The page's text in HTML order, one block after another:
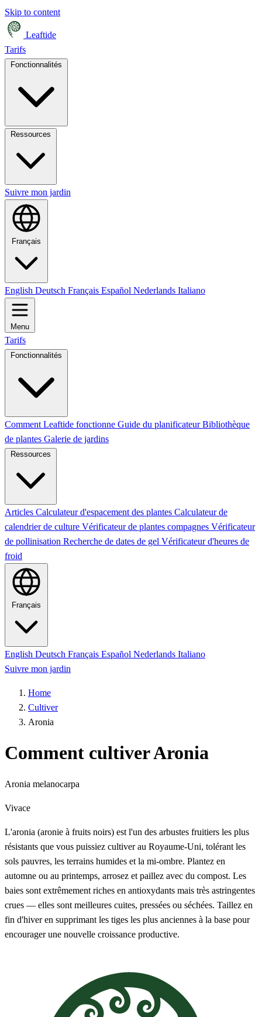
Skip to content
Leaftide
Tarifs
Suivre mon jardin
Français
English Deutsch Français Español Nederlands Italiano
Menu
Tarifs
Fonctionnalités
Comment Leaftide fonctionne Guide du planificateurBibliothèque
de plantes Galerie de jardins
Ressources
Articles Calculateur d'espacement des plantes Calculateur de
calendrier de culture Vérificateur de plantes compagnes Vérificateur
de pollinisation Recherche de dates de gel Vérificateur d'heures de
froid
Français
English Deutsch Français Español Nederlands Italiano
Suivre mon jardin
Home
Cultiver
Aronia
Comment cultiver Aronia
Aronia melanocarpa
Vivace
L'aronia (aronie à fruits noirs) est l'un des arbustes fruitiers les plus
résistants que vous puissiez cultiver au Royaume-Uni, tolérant les
sols pauvres, les terrains humides et la mi-ombre. Plantez en
automne ou au printemps, arrosez et paillez avec du compost. Les
baies sont extrêmement riches en antioxydants mais très astringentes
crues — elles sont meilleures cuites, pressées ou séchées. Taillez en
fin d'hiver en supprimant les tiges les plus anciennes à la base pour
encourager une nouvelle croissance productive.